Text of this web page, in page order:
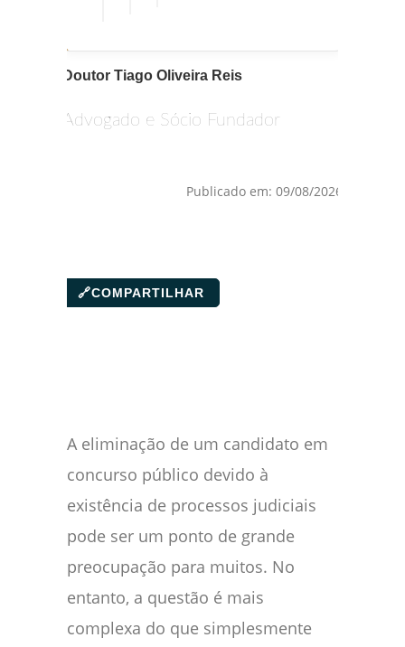
Doutor Tiago Oliveira Reis
Advogado e Sócio Fundador
Publicado em: 09/08/2026
🔗COMPARTILHAR
A eliminação de um candidato em
concurso público devido à
existência de processos judiciais
pode ser um ponto de grande
preocupação para muitos. No
entanto, a questão é mais
complexa do que simplesmente